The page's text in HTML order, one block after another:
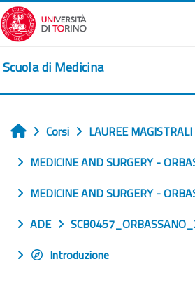
Vai al contenuto principale
Scuola di Medicina
Home
Corsi
LAUREE MAGISTRALI
MEDICINE AND SURGERY -
MEDICINE AND SURGERY -
ADE
Introduzione